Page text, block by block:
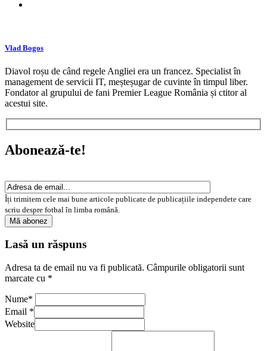
Vlad Bogos
Diavol roșu de când regele Angliei era un francez. Specialist în
management de servicii IT, meșteșugar de cuvinte în timpul liber.
Fondator al grupului de fani Premier League România și ctitor al
acestui site.
Abonează-te!
Îți trimitem cele mai bune articole publicate de publicațiile independete care
scriu despre fotbal în limba română.
Lasă un răspuns
Adresa ta de email nu va fi publicată. Câmpurile obligatorii sunt
marcate cu *
Nume*
Email *
Website